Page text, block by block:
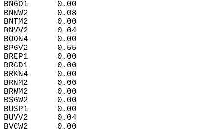
BNGD1      0.00
BNNW2      0.08
BNTM2      0.00
BNVV2      0.04
BOON4      0.00
BPGV2      0.55
BREP1      0.00
BRGD1      0.00
BRKN4      0.00
BRNM2      0.00
BRWM2      0.00
BSGW2      0.00
BUSP1      0.00
BUVV2      0.04
BVCW2      0.00